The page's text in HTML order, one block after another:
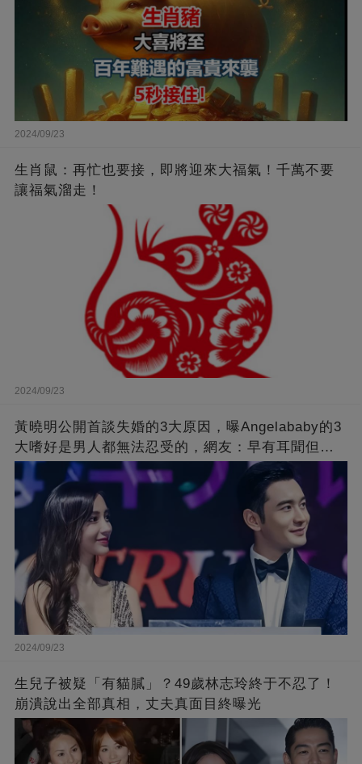
2024/09/23
生肖鼠：再忙也要接，即將迎來大福氣！千萬不要
讓福氣溜走！
2024/09/23
黃曉明公開首談失婚的3大原因，曝Angelababy的3
大嗜好是男人都無法忍受的，網友：早有耳聞但想
不到那麼嚴重！
2024/09/23
生兒子被疑「有貓膩」？49歲林志玲終于不忍了！
崩潰說出全部真相，丈夫真面目終曝光